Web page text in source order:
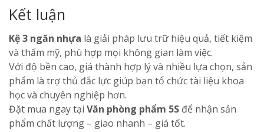
Kết luận
Kệ 3 ngăn nhựa là giải pháp lưu trữ hiệu quả, tiết kiệm
và thẩm mỹ, phù hợp mọi không gian làm việc.
Với độ bền cao, giá thành hợp lý và nhiều lựa chọn, sản
phẩm là trợ thủ đắc lực giúp bạn tổ chức tài liệu khoa
học và chuyên nghiệp hơn.
Đặt mua ngay tại Văn phòng phẩm 5S để nhận sản
phẩm chất lượng – giao nhanh – giá tốt.